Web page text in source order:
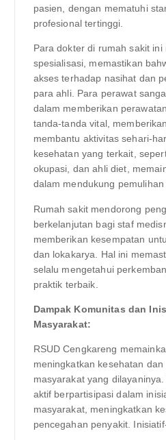
pasien, dengan mematuhi
profesional tertinggi.
Para dokter di rumah sakit
spesialisasi, memastikan
akses terhadap nasihat dan
para ahli. Para perawat
dalam memberikan
tanda-tanda vital,
membantu aktivitas sehari-
kesehatan yang terkait,
okupasi, dan ahli diet,
dalam mendukung
Rumah sakit mendorong
berkelanjutan bagi staf
memberikan kesempatan
dan lokakarya. Hal ini
selalu mengetahui
praktik terbaik.
Dampak Komunitas dan
Masyarakat:
RSUD Cengkareng
meningkatkan kesehatan
masyarakat yang
aktif berpartisipasi dalam
masyarakat, meningkatkan
pencegahan penyakit.